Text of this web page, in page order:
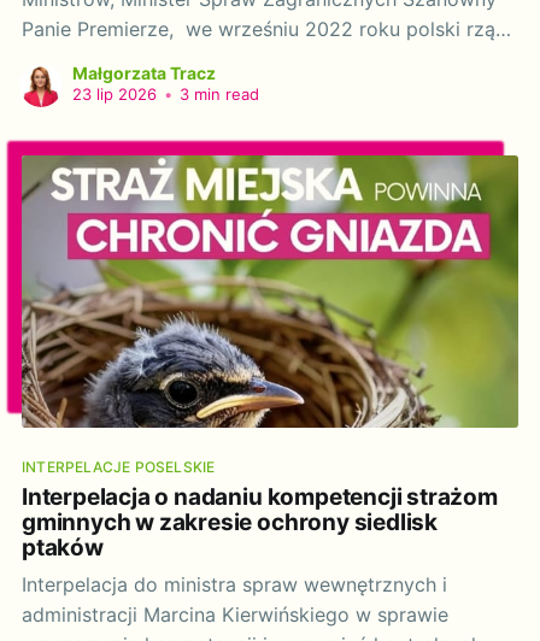
Panie Premierze, we wrześniu 2022 roku polski rząd
Narodów Zjednoczonych o prawie morza,
wykorzystania morskiej różnorodności biologicznej
na obszarach znajdujących się poza jurysdykcją
krajową[1]” (tzw. BBNJ Agreement/ Traktat
Oceaniczny
Małgorzata Tracz
23 lip 2026 • 3 min read
INTERPELACJE POSELSKIE
Interpelacja o nadaniu kompetencji strażom
gminnych w zakresie ochrony siedlisk
ptaków
Interpelacja do ministra spraw wewnętrznych i
administracji Marcina Kierwińskiego w sprawie